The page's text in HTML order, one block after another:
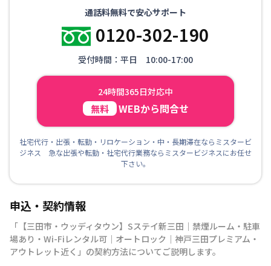
通話料無料で安心サポート
0120-302-190
受付時間：平日 10:00-17:00
24時間365日対応中
無料 WEBから問合せ
社宅代行・出張・転勤・リロケーション・中・長期滞在ならミスタービ
ジネス 急な出張や転勤・社宅代行業務ならミスタービジネスにお任せ
下さい。
申込・契約情報
「 【三田市・ウッディタウン】Sステイ新三田｜禁煙ルーム・駐車
場あり・Wi-Fiレンタル可｜オートロック｜神戸三田プレミアム・
アウトレット近く 」の契約方法についてご説明します。